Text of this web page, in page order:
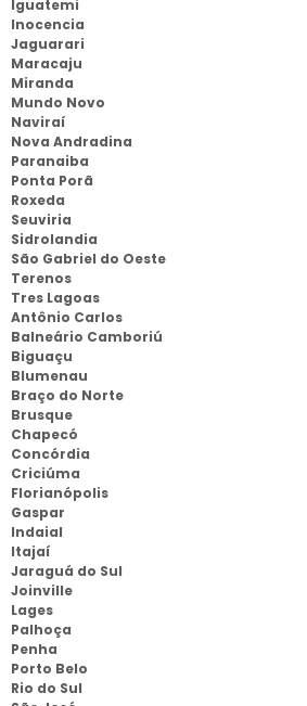
Iguatemi
Inocencia
Jaguarari
Maracaju
Miranda
Mundo Novo
Naviraí
Nova Andradina
Paranaiba
Ponta Porã
Roxeda
Seuviria
Sidrolandia
São Gabriel do Oeste
Terenos
Tres Lagoas
Antônio Carlos
Balneário Camboriú
Biguaçu
Blumenau
Braço do Norte
Brusque
Chapecó
Concórdia
Criciúma
Florianópolis
Gaspar
Indaial
Itajaí
Jaraguá do Sul
Joinville
Lages
Palhoça
Penha
Porto Belo
Rio do Sul